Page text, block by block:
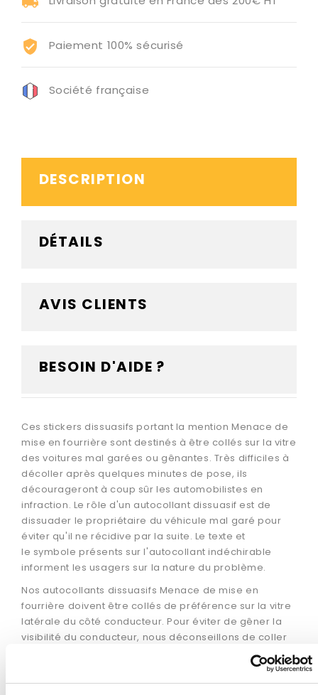
Paiement 100% sécurisé
Société française
DESCRIPTION
DÉTAILS
AVIS CLIENTS
BESOIN D'AIDE ?
Ces stickers dissuasifs portant la mention Menace de
mise en fourrière sont destinés à être collés sur la vitre
des voitures mal garées ou gênantes. Très difficiles à
décoller après quelques minutes de pose, ils
décourageront à coup sûr les automobilistes en
infraction. Le rôle d'un autocollant dissuasif est de
dissuader le propriétaire du véhicule mal garé pour
éviter qu'il ne récidive par la suite. Le texte et
le symbole présents sur l'autocollant indéchirable
informent les usagers sur la nature du problème.
Nos autocollants dissuasifs Menace de mise en
fourrière doivent être collés de préférence sur la vitre
latérale du côté conducteur. Pour éviter de gêner la
visibilité du conducteur, nous déconseillons de coller
toute étiquette dissuasive sur le pare-brise du
véhicule ou sur la vitre arrière. Ces autocollants
dissuasifs indéchirables n'ont pas pour vocation de